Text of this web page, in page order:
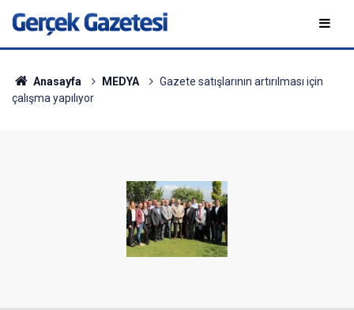
Anasayfa MEDYA
Gazete satışlarının artırılması için
çalışma yapılıyor